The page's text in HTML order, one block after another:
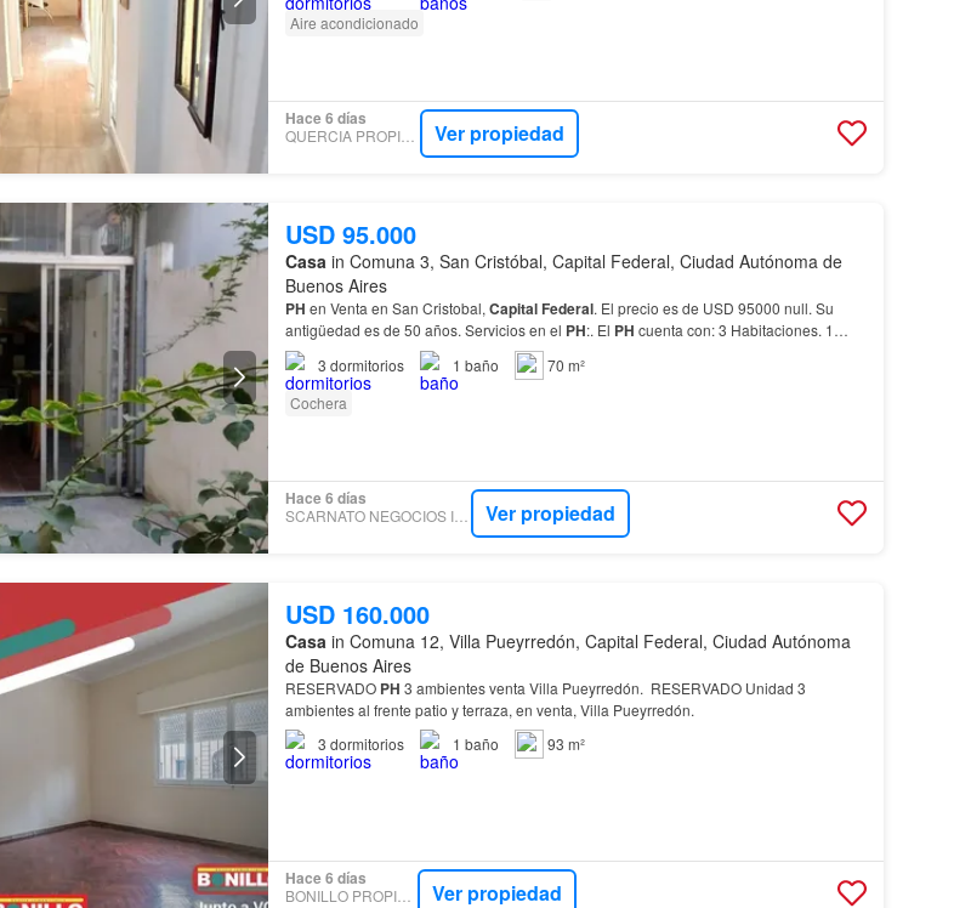
Aire acondicionado
Hace 6 días
QUERCIA PROPIEDADES Ver propiedad
USD 95.000
Casa in Comuna 3, San Cristóbal, Capital Federal, Ciudad Autónoma de
Buenos Aires
PH en Venta en San Cristobal, Capital Federal. El precio es de USD 95000 null. Su
antigüedad es de 50 años. Servicios en el PH:. El PH cuenta con: 3 Habitaciones. 1
Baño…
3 dormitorios 1 baño
70 m²
Cochera
Hace 6 días
SCARNATO NEGOCIOS INMOBILIARIOS Ver propiedad
USD 160.000
Casa in Comuna 12, Villa Pueyrredón, Capital Federal, Ciudad Autónoma
de Buenos Aires
RESERVADO PH 3 ambientes venta Villa Pueyrredón. RESERVADO Unidad 3
ambientes al frente patio y terraza, en venta, Villa Pueyrredón.
3 dormitorios 1 baño 93 m²
Hace 6 días
BONILLO PROPIEDADES Ver propiedad